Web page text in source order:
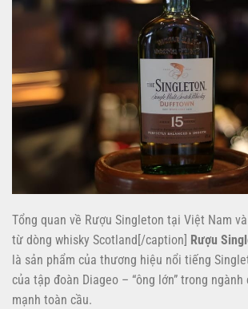
Tổng quan về Rượu Singleton tại Việt Nam
từ dòng whisky Scotland[/caption]
Rượu
là sản phẩm của thương hiệu nổi tiếng
của tập đoàn Diageo – “ông lớn” trong
mạnh toàn cầu.